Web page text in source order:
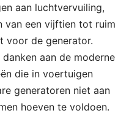
aan luchtvervuiling,
van een vijftien tot ruim
voor de generator.
aan de moderne
die in voertuigen
generatoren niet aan
hoeven te voldoen.